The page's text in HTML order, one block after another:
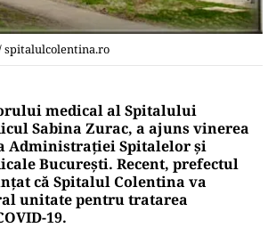
spitalulcolentina.ro
medical al Spitalului
Sabina Zurac, a ajuns vinerea
Administrației Spitalelor și
București. Recent, prefectul
că Spitalul Colentina va
unitate pentru tratarea
19.